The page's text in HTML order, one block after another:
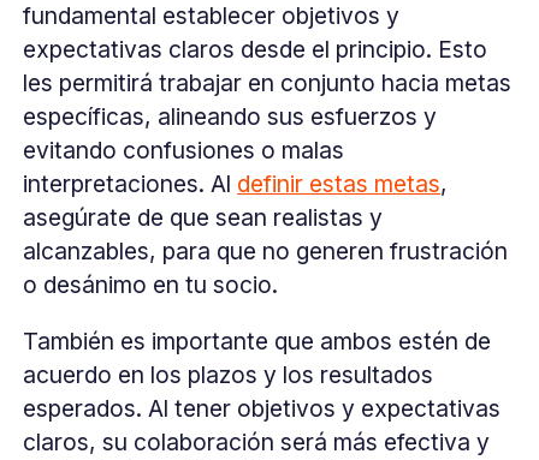
fundamental establecer objetivos y
expectativas claros desde el principio. Esto
les permitirá trabajar en conjunto hacia metas
específicas, alineando sus esfuerzos y
evitando confusiones o malas
interpretaciones. Al definir estas metas,
asegúrate de que sean realistas y
alcanzables, para que no generen frustración
o desánimo en tu socio.
También es importante que ambos estén de
acuerdo en los plazos y los resultados
esperados. Al tener objetivos y expectativas
claros, su colaboración será más efectiva y